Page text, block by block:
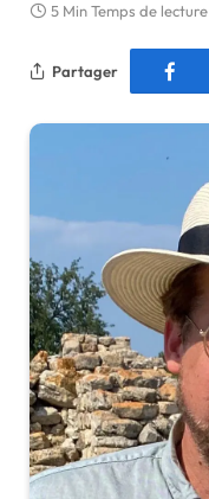
5 Min Temps de lecture
Partager